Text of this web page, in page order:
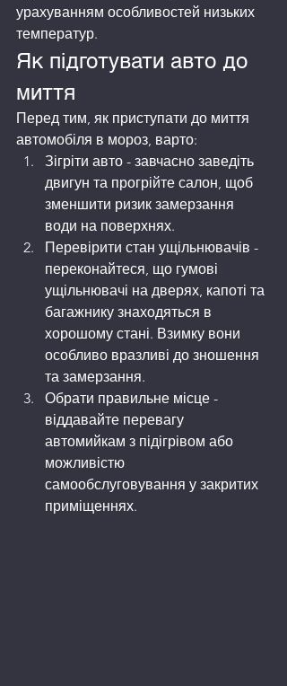
урахуванням особливостей низьких
температур.
Як підготувати авто до
миття
Перед тим, як приступати до миття
автомобіля в мороз, варто:
Зігріти авто - завчасно заведіть
двигун та прогрійте салон, щоб
зменшити ризик замерзання
води на поверхнях.
Перевірити стан ущільнювачів -
переконайтеся, що гумові
ущільнювачі на дверях, капоті та
багажнику знаходяться в
хорошому стані. Взимку вони
особливо вразливі до зношення
та замерзання.
Обрати правильне місце -
віддавайте перевагу
автомийкам з підігрівом або
можливістю
самообслуговування у закритих
приміщеннях.